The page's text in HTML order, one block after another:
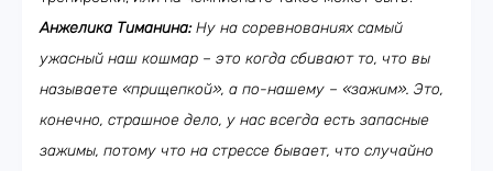
Анжелика Тиманина:Ну на соревнованиях самый
ужасный наш кошмар – это когда сбивают то, что вы
называете «прищепкой», а по-нашему – «зажим». Это,
конечно, страшное дело, у нас всегда есть запасные
зажимы, потому что на стрессе бывает, что случайно